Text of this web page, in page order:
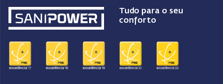
Tudo para o seu
conforto